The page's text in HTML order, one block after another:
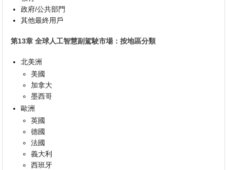
政府/公共部門
其他最終用戶
第13章 全球人工智慧副駕駛市場：按地區分類
北美洲
美國
加拿大
墨西哥
歐洲
英國
德國
法國
義大利
西班牙